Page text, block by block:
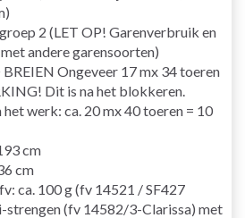
2 (LET OP! Garenverbruik en
andere garensoorten)
Ongeveer 17 mx 34 toeren
Dit is na het blokkeren.
werk: ca. 20 mx 40 toeren = 10
cm
cm
ca. 100 g (fv 14521 / SF427
strengen (fv 14582/3-Clarissa) met